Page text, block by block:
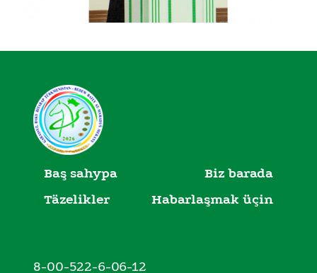
Baş sahypa
Biz barada
Täzelikler
Habarlaşmak üçin
8-00-522-6-06-12